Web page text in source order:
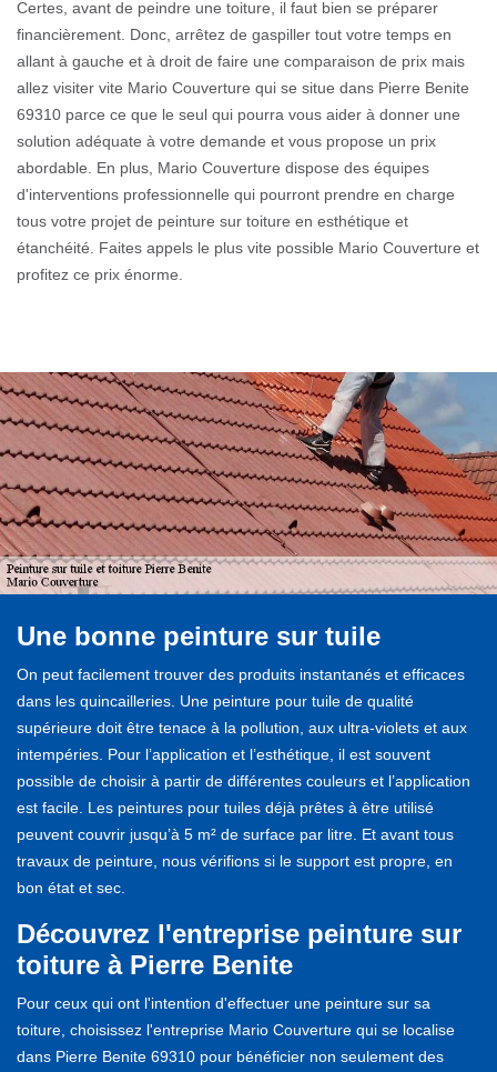
Certes, avant de peindre une toiture, il faut bien se préparer
financièrement. Donc, arrêtez de gaspiller tout votre temps en
allant à gauche et à droit de faire une comparaison de prix mais
allez visiter vite Mario Couverture qui se situe dans Pierre Benite
69310 parce ce que le seul qui pourra vous aider à donner une
solution adéquate à votre demande et vous propose un prix
abordable. En plus, Mario Couverture dispose des équipes
d'interventions professionnelle qui pourront prendre en charge
tous votre projet de peinture sur toiture en esthétique et
étanchéité. Faites appels le plus vite possible Mario Couverture et
profitez ce prix énorme.
Une bonne peinture sur tuile
On peut facilement trouver des produits instantanés et efficaces
dans les quincailleries. Une peinture pour tuile de qualité
supérieure doit être tenace à la pollution, aux ultra-violets et aux
intempéries. Pour l’application et l’esthétique, il est souvent
possible de choisir à partir de différentes couleurs et l’application
est facile. Les peintures pour tuiles déjà prêtes à être utilisé
peuvent couvrir jusqu’à 5 m² de surface par litre. Et avant tous
travaux de peinture, nous vérifions si le support est propre, en
bon état et sec.
Découvrez l'entreprise peinture sur
toiture à Pierre Benite
Pour ceux qui ont l'intention d'effectuer une peinture sur sa
toiture, choisissez l'entreprise Mario Couverture qui se localise
dans Pierre Benite 69310 pour bénéficier non seulement des